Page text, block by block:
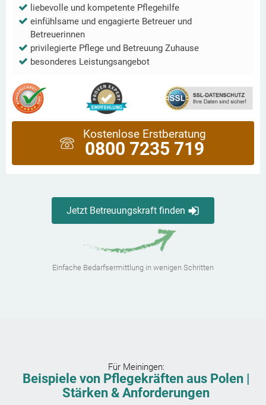
liebevolle und kompetente Pflegehilfe
einfühlsame und engagierte Betreuer und
Betreuerinnen
privilegierte Pflege und Betreuung Zuhause
besonderes Leistungsangebot
Kostenlose Erstberatung
0800 7235 719
Jetzt Betreuungskraft finden
Einfache Bedarfsermittlung in wenigen Schritten
Für Meiningen:
Beispiele von Pflegekräften aus Polen |
Stärken & Anforderungen